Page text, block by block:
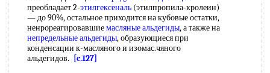
преобладает 2-этилгексеналь (этилпропила-кролеин)
— до 90%, остальное приходится на кубовые остатки,
ненрореагировавшиемасляные альдегиды, а также на
непредельные альдегиды, образующиеся при
конденсации к-масляного и изомас.чяного
альдегидов.
[c.127]